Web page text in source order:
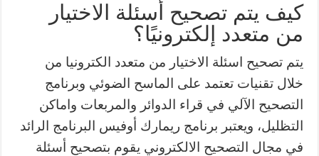
كيف يتم تصحيح أسئلة الاختيار
من متعدد إلكترونيًا؟
يتم تصحيح اسئلة الاختيار من متعدد الكترونيا من
خلال تقنيات تعتمد على الماسح الضوئي وبرنامج
التصحيح الآلي في قراء الدوائر والمربعات واماكن
التظليل، ويعتبر برنامج ريمارك أوفيس البرنامج الرائد
في مجال التصحيح الالكتروني يقوم بتصحيح أسئلة